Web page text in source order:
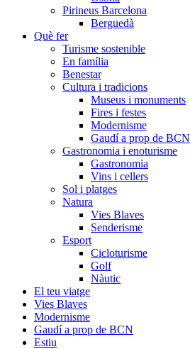
Pirineus Barcelona
Berguedà
Què fer
Turisme sostenible
En família
Benestar
Cultura i tradicions
Museus i monuments
Fires i festes
Modernisme
Gaudí a prop de BCN
Gastronomia i enoturisme
Gastronomia
Vins i cellers
Sol i platges
Natura
Vies Blaves
Senderisme
Esport
Cicloturisme
Golf
Nàutic
El teu viatge
Vies Blaves
Modernisme
Gaudí a prop de BCN
Estiu